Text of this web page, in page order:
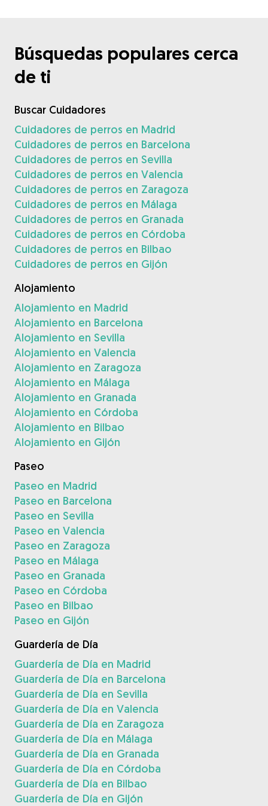
Búsquedas populares cerca
de ti
Buscar Cuidadores
Cuidadores de perros en Madrid
Cuidadores de perros en Barcelona
Cuidadores de perros en Sevilla
Cuidadores de perros en Valencia
Cuidadores de perros en Zaragoza
Cuidadores de perros en Málaga
Cuidadores de perros en Granada
Cuidadores de perros en Córdoba
Cuidadores de perros en Bilbao
Cuidadores de perros en Gijón
Alojamiento
Alojamiento en Madrid
Alojamiento en Barcelona
Alojamiento en Sevilla
Alojamiento en Valencia
Alojamiento en Zaragoza
Alojamiento en Málaga
Alojamiento en Granada
Alojamiento en Córdoba
Alojamiento en Bilbao
Alojamiento en Gijón
Paseo
Paseo en Madrid
Paseo en Barcelona
Paseo en Sevilla
Paseo en Valencia
Paseo en Zaragoza
Paseo en Málaga
Paseo en Granada
Paseo en Córdoba
Paseo en Bilbao
Paseo en Gijón
Guardería de Día
Guardería de Día en Madrid
Guardería de Día en Barcelona
Guardería de Día en Sevilla
Guardería de Día en Valencia
Guardería de Día en Zaragoza
Guardería de Día en Málaga
Guardería de Día en Granada
Guardería de Día en Córdoba
Guardería de Día en Bilbao
Guardería de Día en Gijón